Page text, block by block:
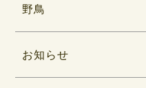
野鳥
お知らせ